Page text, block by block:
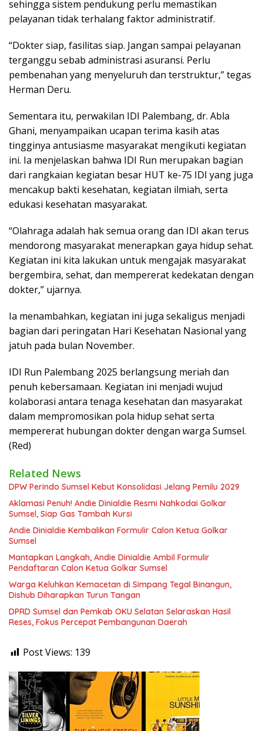
sehingga sistem pendukung perlu memastikan
pelayanan tidak terhalang faktor administratif.
“Dokter siap, fasilitas siap. Jangan sampai pelayanan
terganggu sebab administrasi asuransi. Perlu
pembenahan yang menyeluruh dan terstruktur,” tegas
Herman Deru.
Sementara itu, perwakilan IDI Palembang, dr. Abla
Ghani, menyampaikan ucapan terima kasih atas
tingginya antusiasme masyarakat mengikuti kegiatan
ini. Ia menjelaskan bahwa IDI Run merupakan bagian
dari rangkaian kegiatan besar HUT ke-75 IDI yang juga
mencakup bakti kesehatan, kegiatan ilmiah, serta
edukasi kesehatan masyarakat.
“Olahraga adalah hak semua orang dan IDI akan terus
mendorong masyarakat menerapkan gaya hidup sehat.
Kegiatan ini kita lakukan untuk mengajak masyarakat
bergembira, sehat, dan mempererat kedekatan dengan
dokter,” ujarnya.
Ia menambahkan, kegiatan ini juga sekaligus menjadi
bagian dari peringatan Hari Kesehatan Nasional yang
jatuh pada bulan November.
IDI Run Palembang 2025 berlangsung meriah dan
penuh kebersamaan. Kegiatan ini menjadi wujud
kolaborasi antara tenaga kesehatan dan masyarakat
dalam mempromosikan pola hidup sehat serta
mempererat hubungan dokter dengan warga Sumsel.
(Red)
Related News
DPW Perindo Sumsel Kebut Konsolidasi Jelang Pemilu 2029
Aklamasi Penuh! Andie Dinialdie Resmi Nahkodai Golkar
Sumsel, Siap Gas Tambah Kursi
Andie Dinialdie Kembalikan Formulir Calon Ketua Golkar
Sumsel
Mantapkan Langkah, Andie Dinialdie Ambil Formulir
Pendaftaran Calon Ketua Golkar Sumsel
Warga Keluhkan Kemacetan di Simpang Tegal Binangun,
Dishub Diharapkan Turun Tangan
DPRD Sumsel dan Pemkab OKU Selatan Selaraskan Hasil
Reses, Fokus Percepat Pembangunan Daerah
Post Views: 139